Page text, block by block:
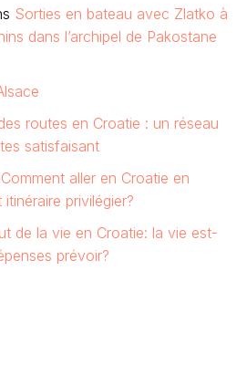
Sorties en bateau avec Zlatko à
dans l’archipel de Pakostane
routes en Croatie : un réseau
satisfaisant
Comment aller en Croatie en
privilégier?
de la vie en Croatie: la vie est-
prévoir?